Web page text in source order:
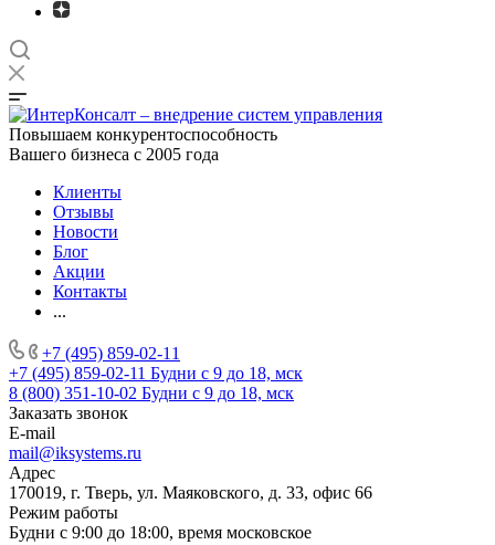
Повышаем конкурентоспособность
Вашего бизнеса с 2005 года
Клиенты
Отзывы
Новости
Блог
Акции
Контакты
...
+7 (495) 859-02-11
+7 (495) 859-02-11 Будни с 9 до 18, мск
8 (800) 351-10-02 Будни с 9 до 18, мск
Заказать звонок
E-mail
mail@iksystems.ru
Адрес
170019, г. Тверь, ул. Маяковского, д. 33, офис 66
Режим работы
Будни с 9:00 до 18:00, время московское